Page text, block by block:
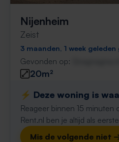
Nijenheim
Zeist
3 maanden, 1 week geleden
Gevonden op:
20m²
⚡️ Deze woning is
Reageer binnen 15 minuten
Rent.nl ben je altijd als
Mis de volgende niet